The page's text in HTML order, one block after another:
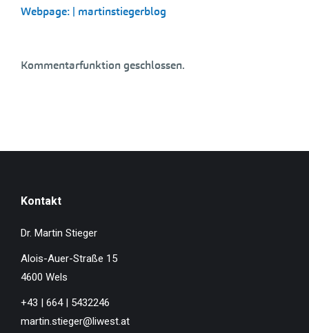
Webpage: | martinstiegerblog
Kommentarfunktion geschlossen.
Kontakt
Dr. Martin Stieger
Alois-Auer-Straße 15
4600 Wels
+43 | 664 | 5432246
martin.stieger@liwest.at